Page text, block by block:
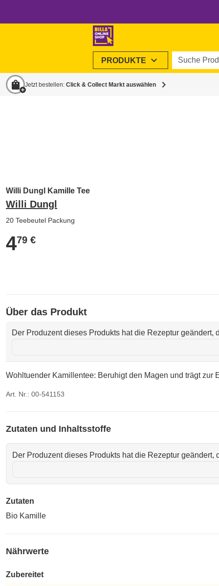
PRODUKTE expand_more Suche
shopping_bag Jetzt bestellen: Click & Collect Markt auswählen chevron_right
Willi Dungl Kamille Tee
Willi Dungl
20 Teebeutel Packung
4,79 €
479 €
Über das Produkt
Der Produzent dieses Produkts hat die Rezeptur
Wohltuender Kamillentee: Beruhigt den Magen und trägt zur
Art. Nr.: 00-541153
Zutaten und Inhaltsstoffe
Der Produzent dieses Produkts hat die Rezeptur
Zutaten
Bio Kamille
Nährwerte
Zubereitet